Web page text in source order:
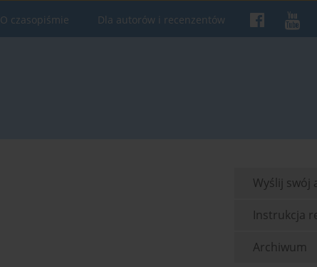
O czasopiśmie Dla autorów i recenzentów
Wyślij swój
Instrukcja
Archiwum